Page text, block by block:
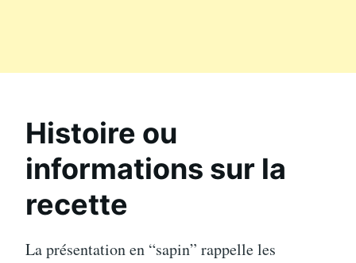
Histoire ou
informations sur la
recette
La présentation en “sapin” rappelle les